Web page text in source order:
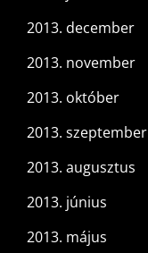
2013. december
2013. november
2013. október
2013. szeptember
2013. augusztus
2013. június
2013. május